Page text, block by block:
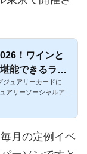
！ワインと
能できるラグ
イベント
ジュアリーカードに
アリーソーシャルアワ
月の定例イベ